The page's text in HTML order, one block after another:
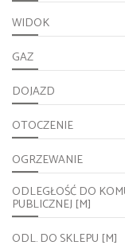
WIDOK
GAZ
DOJAZD
OTOCZENIE
OGRZEWANIE
ODLEGŁOŚĆ DO
PUBLICZNEJ [M]
ODL. DO SKLEPU [M]